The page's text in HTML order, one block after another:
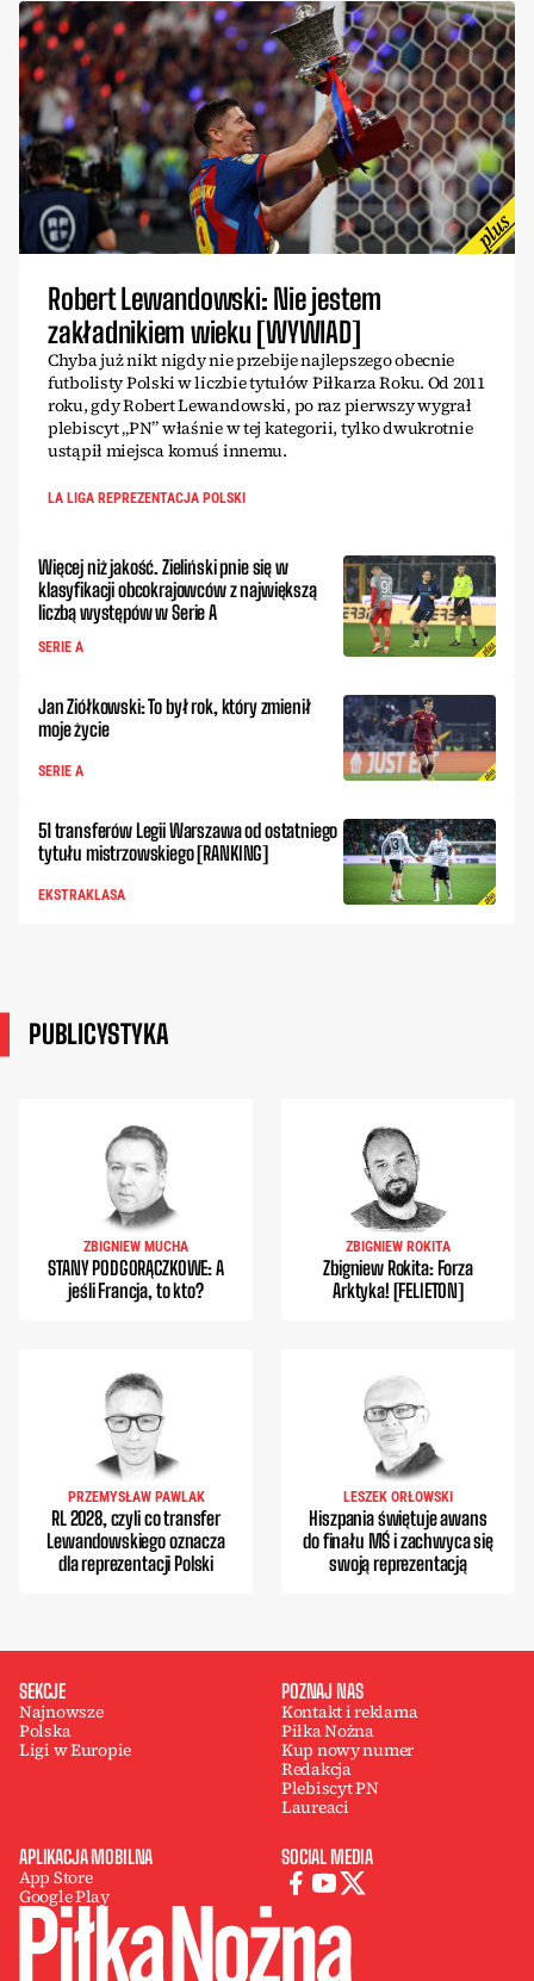
Robert Lewandowski: Nie jestem
zakładnikiem wieku [WYWIAD]
Chyba już nikt nigdy nie przebije najlepszego obecnie
futbolisty Polski w liczbie tytułów Piłkarza Roku. Od 2011
roku, gdy Robert Lewandowski, po raz pierwszy wygrał
plebiscyt „PN” właśnie w tej kategorii, tylko dwukrotnie
ustąpił miejsca komuś innemu.
LA LIGA REPREZENTACJA POLSKI
Więcej niż jakość. Zieliński pnie się w
klasyfikacji obcokrajowców z największą
liczbą występów w Serie A
SERIE A
Jan Ziółkowski: To był rok, który zmienił
moje życie
SERIE A
51 transferów Legii Warszawa od ostatniego
tytułu mistrzowskiego [RANKING]
EKSTRAKLASA
PUBLICYSTYKA
ZBIGNIEW MUCHA
STANY PODGORĄCZKOWE: A
jeśli Francja, to kto?
ZBIGNIEW ROKITA
Zbigniew Rokita: Forza
Arktyka! [FELIETON]
PRZEMYSŁAW PAWLAK
RL 2028, czyli co transfer
Lewandowskiego oznacza
dla reprezentacji Polski
LESZEK ORŁOWSKI
Hiszpania świętuje awans
do finału MŚ i zachwyca się
swoją reprezentacją
SEKCJE
Najnowsze
Polska
Ligi w Europie
POZNAJ NAS
Kontakt i reklama
Piłka Nożna
Kup nowy numer
Redakcja
Plebiscyt PN
Laureaci
APLIKACJA MOBILNA
App Store
Google Play
SOCIAL MEDIA